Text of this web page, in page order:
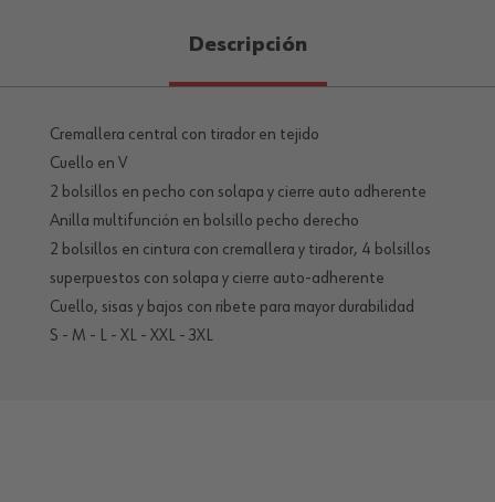
Descripción
Cremallera central con tirador en tejido
Cuello en V
2 bolsillos en pecho con solapa y cierre auto adherente
Anilla multifunción en bolsillo pecho derecho
2 bolsillos en cintura con cremallera y tirador, 4 bolsillos
superpuestos con solapa y cierre auto-adherente
Cuello, sisas y bajos con ribete para mayor durabilidad
S - M - L - XL - XXL - 3XL